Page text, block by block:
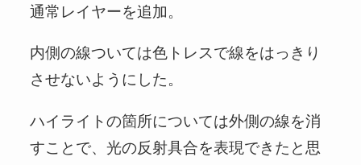
通常レイヤーを追加。
内側の線ついては色トレスで線をはっきり
させないようにした。
ハイライトの箇所については外側の線を消
すことで、光の反射具合を表現できたと思